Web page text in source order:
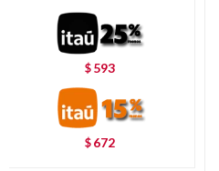
$ 593
$ 672